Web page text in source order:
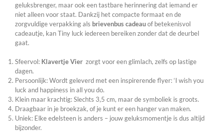
geluksbrenger, maar ook een tastbare herinnering dat iemand er
niet alleen voor staat. Dankzij het compacte formaat en de
zorgvuldige verpakking als brievenbus cadeauof betekenisvol
cadeautje, kan Tiny luck iedereen bereiken zonder dat de deurbel
gaat.
Sfeervol: Klavertje Vier zorgt voor een glimlach, zelfs op lastige
dagen.
Persoonlijk: Wordt geleverd met een inspirerende flyer: ‘I wish you
luck and happiness in all you do.
Klein maar krachtig: Slechts 3,5 cm, maar de symboliek is groots.
Draagbaar in je broekzak, of je kunt er een hanger van maken.
Uniek: Elke edelsteen is anders – jouw geluksmomentje is dus altijd
bijzonder.